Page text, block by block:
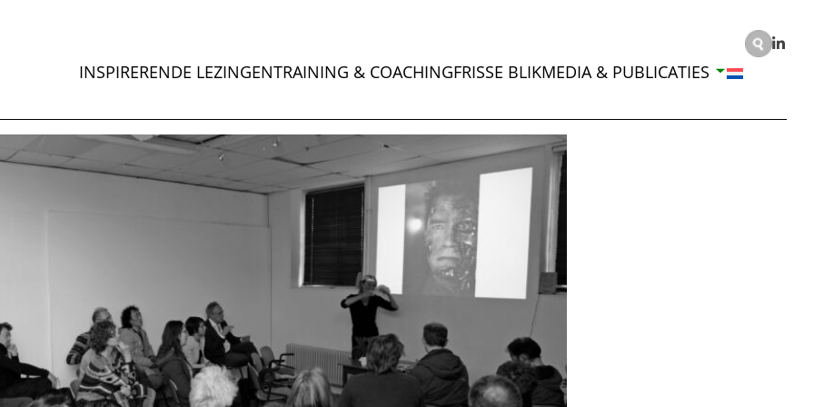
INSPIRERENDE LEZINGENTRAINING & COACHINGFRISSE BLIKMEDIA & PUBLICATIES